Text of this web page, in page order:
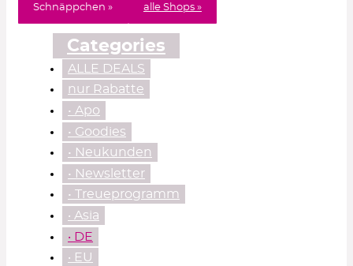
Schnäppchen » alle Shops »
Categories
ALLE DEALS
nur Rabatte
• Apo
• Goodies
• Neukunden
• Newsletter
• Treueprogramm
‧ Asia
‧ DE
‧ EU